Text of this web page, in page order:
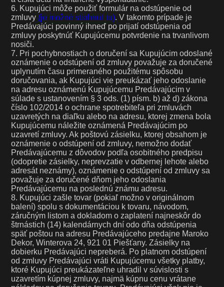
6. Kupujúci môže použiť formulár na odstúpenie od
zmluvy (je možné stiahnuť tu). V takomto prípade je
Predávajúci povinný ihneď po prijatí odstúpenia od
zmluvy poskytnúť Kupujúcemu potvrdenie na trvanlivom
nosiči.
7. Pri pochybnostiach o doručení sa Kupujúcim odoslané
oznámenie o odstúpení od zmluvy považuje za doručené
uplynutím času primeraného použitému spôsobu
doručovania, ak Kupujúci vie preukázať jeho odoslanie
na adresu oznámenú Kupujúcemu Predávajúcim v
súlade s ustanovením § 3 ods. (1) písm. b) až d) zákona
číslo 102/2014 o ochrane spotrebiteľa pri zmluvách
uzavretých na diaľku alebo na adresu, ktorej zmena bola
Kupujúcemu náležite oznámená Predávajúcim po
uzavretí zmluvy. Ak poštovú zásielku, ktorej obsahom je
oznámenie o odstúpení od zmluvy, nemožno dodať
Predávajúcemu z dôvodov podľa osobitného predpisu
(odopretie zásielky, neprevzatie v odbernej lehote alebo
adresát neznámy), oznámenie o odstúpení od zmluvy sa
považuje za doručené dňom jeho odoslania
Predávajúcemu na poslednú známu adresu.
8. Kupujúci zašle tovar (pokiaľ možno v originálnom
balení) spolu s dokumentáciou k tovaru, návodom,
záručným listom a dokladom o zaplatení najneskôr do
štrnástich (14) kalendárnych dní odo dňa odstúpenia
späť poštou na adresu Predávajúceho predajne Maroko
Dekor, Winterova 24, 921 01 Piešťany. Zásielky na
dobierku Predávajúci nepreberá. Po platnom odstúpení
od zmluvy Predávajúci vráti Kupujúcemu všetky platby,
ktoré Kupujúci preukázateľne uhradil v súvislosti s
uzavretím kúpnej zmluvy, najmä kúpnu cenu vrátane